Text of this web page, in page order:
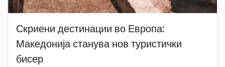
Скриени дестинации во Европа:
Македонија станува нов туристички
бисер